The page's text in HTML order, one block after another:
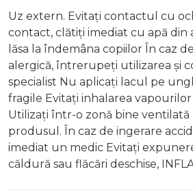
Uz extern. Evitați contactul cu
contact, clătiți imediat cu apă din
lăsa la îndemâna copiilor În caz
alergică, întrerupeți utilizarea și
specialist Nu aplicați lacul pe
fragile Evitați inhalarea
Utilizați într-o zonă bine
produsul. În caz de ingerare
imediat un medic Evitați
căldură sau flăcări deschise,